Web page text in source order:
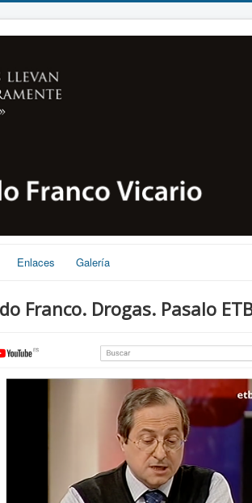
Enlaces Galería
Franco. Drogas. Pasalo